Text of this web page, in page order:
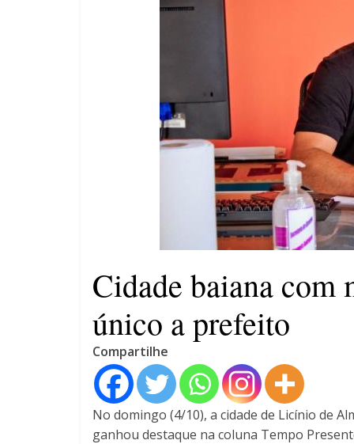
campanha integrada: Agosto
Dourado e Lilás
Agosto Lilás combate a
violência contra a mulher
Cidade baiana com
único a prefeito
Compartilhe
No domingo (4/10), a cidade de Licínio de
ganhou destaque na coluna Tempo